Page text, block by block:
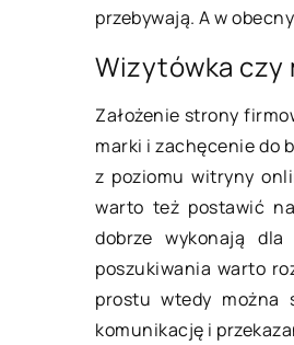
przebywają. A w
Wizytówka czy
Założenie strony
marki i zachęcenie do
z poziomu witryny
warto też postawić
dobrze wykonają
poszukiwania warto
prostu wtedy można
komunikację i